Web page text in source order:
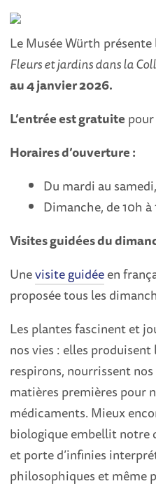
Le Musée Würth présente
Fleurs et jardins dans la
au 4 janvier 2026.
L’entrée est gratuite
Horaires d’ouverture :
Du mardi au
Dimanche, de 10h à
Visites guidées du
Unevisite guidéeen
proposée tous les
Les plantes fascinent et
nos vies : elles produisent
respirons, nourrissent
matières premières pour
médicaments. Mieux
biologique embellit notre
et porte d’infinies
philosophiques et même